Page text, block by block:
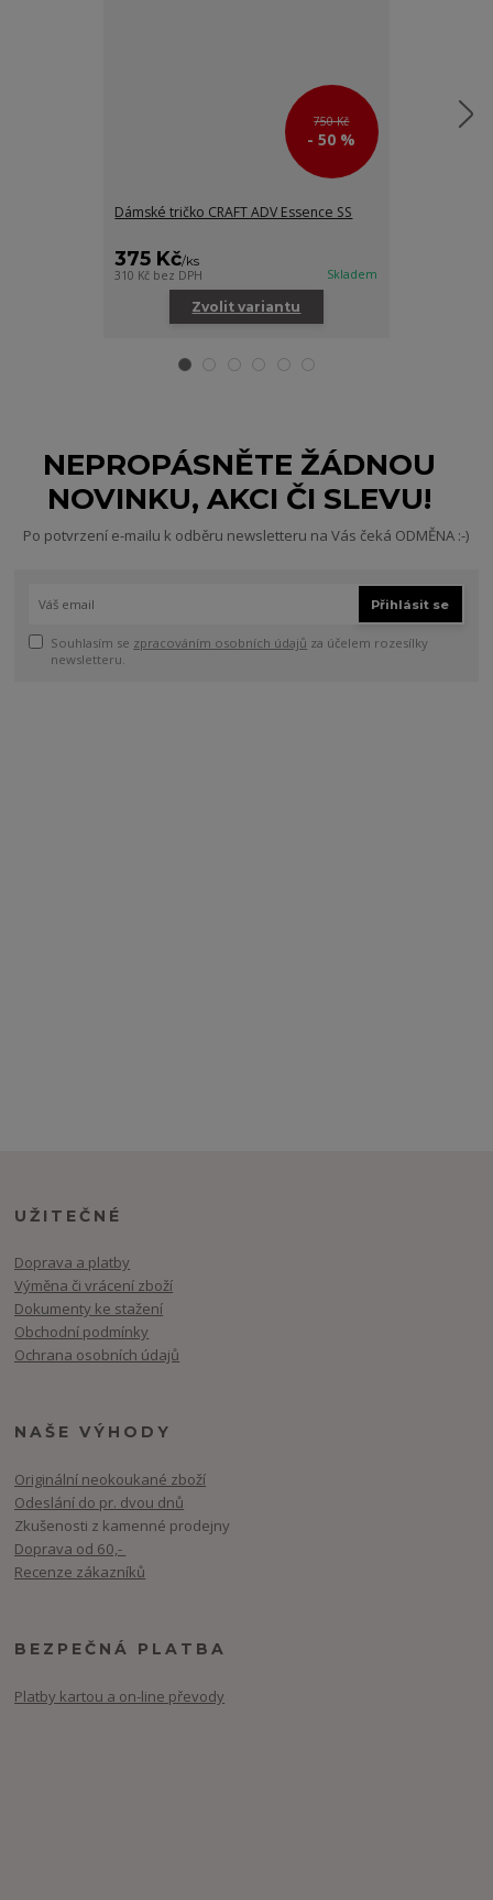
750 Kč
- 50 %
Dámské tričko CRAFT ADV Essence SS
375 Kč/ks
310 Kč bez DPH Skladem
Zvolit variantu
NEPROPÁSNĚTE ŽÁDNOU
NOVINKU, AKCI ČI SLEVU!
Po potvrzení e-mailu k odběru newsletteru na Vás čeká ODMĚNA :-)
Přihlásit se
Souhlasím se zpracováním osobních údajů za účelem rozesílky
newsletteru.
UŽITEČNÉ
Doprava a platby
Výměna či vrácení zboží
Dokumenty ke stažení
Obchodní podmínky
Ochrana osobních údajů
NAŠE VÝHODY
Originální neokoukané zboží
Odeslání do pr. dvou dnů
Zkušenosti z kamenné prodejny
Doprava od 60,-
Recenze zákazníků
BEZPEČNÁ PLATBA
Platby kartou a on-line převody